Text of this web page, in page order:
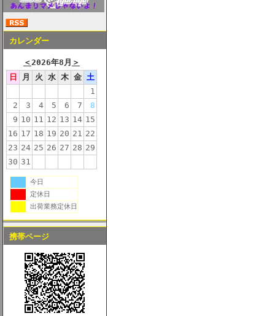
カレンダー
＜2026年8月 ＞
日
月 火 水 木 金 土
1
2
3 4 5 6 7
8
9 10 11 12 13 14 15
16 17 18 19 20 21 22
23 24 25 26 27 28 29
30 31
今日
定休日
出荷業務定休日
携帯ページ